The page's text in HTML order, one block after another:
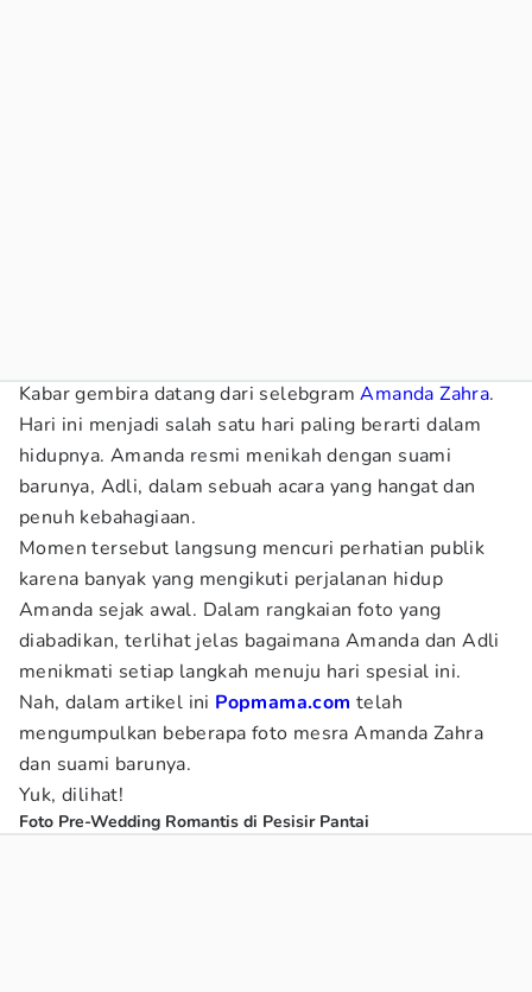
Kabar gembira datang dari selebgramAmanda Zahra.
Hari ini menjadi salah satu hari paling berarti dalam
hidupnya. Amanda resmi menikah dengan suami
barunya, Adli, dalam sebuah acara yang hangat dan
penuh kebahagiaan.
Momen tersebut langsung mencuri perhatian publik
karena banyak yang mengikuti perjalanan hidup
Amanda sejak awal. Dalam rangkaian foto yang
diabadikan, terlihat jelas bagaimana Amanda dan Adli
menikmati setiap langkah menuju hari spesial ini.
Nah, dalam artikel ini Popmama.com telah
mengumpulkan beberapa foto mesra Amanda Zahra
dan suami barunya.
Yuk, dilihat!
Foto Pre-Wedding Romantis di Pesisir Pantai